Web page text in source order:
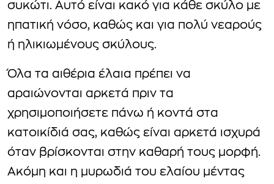
συκώτι. Αυτό είναι κακό για κάθε σκύλο με
ηπατική νόσο, καθώς και για πολύ νεαρούς
ή ηλικιωμένους σκύλους.
Όλα τα αιθέρια έλαια πρέπει να
αραιώνονται αρκετά πριν τα
χρησιμοποιήσετε πάνω ή κοντά στα
κατοικίδιά σας, καθώς είναι αρκετά ισχυρά
όταν βρίσκονται στην καθαρή τους μορφή.
Ακόμη και η μυρωδιά του ελαίου μέντας